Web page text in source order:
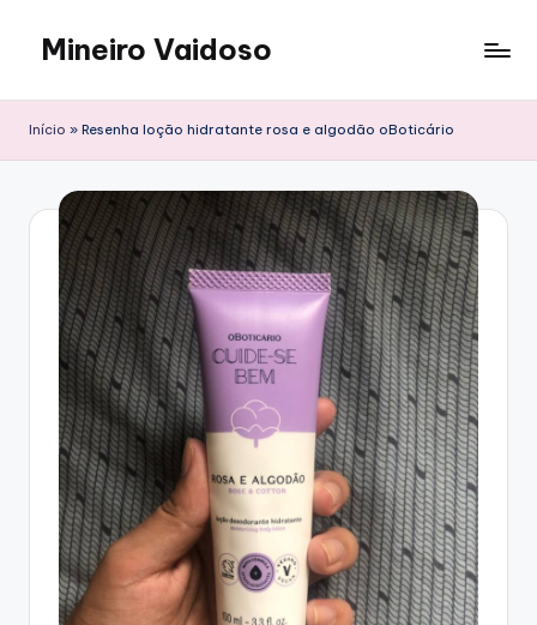
content
Mineiro Vaidoso
Autocuidado
Resenhas
Início » Resenha loção hidratante rosa e algodão oBoticário